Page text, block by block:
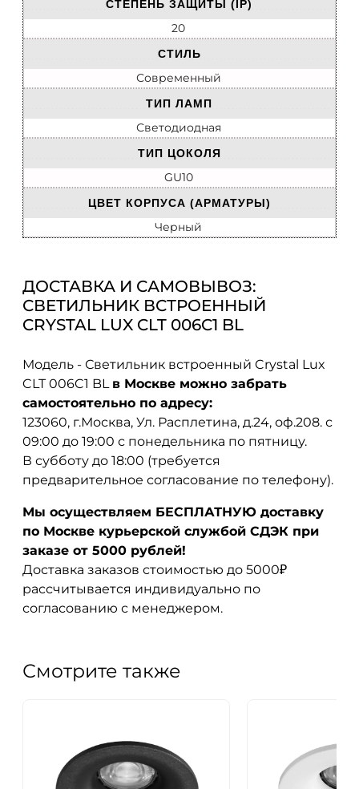
СТЕПЕНЬ ЗАЩИТЫ (IP)
20
СТИЛЬ
Современный
ТИП ЛАМП
Светодиодная
ТИП ЦОКОЛЯ
GU10
ЦВЕТ КОРПУСА (АРМАТУРЫ)
Черный
ДОСТАВКА И САМОВЫВОЗ:
СВЕТИЛЬНИК ВСТРОЕННЫЙ
CRYSTAL LUX CLT 006C1 BL
Модель - Светильник встроенный Crystal Lux
CLT 006C1 BL в Москве можно забрать
самостоятельно по адресу:
123060, г.Москва, Ул. Расплетина, д.24, оф.208. с
09:00 до 19:00 с понедельника по пятницу.
В субботу до 18:00 (требуется
предварительное согласование по телефону).
Мы осуществляем БЕСПЛАТНУЮ доставку
по Москве курьерской службой СДЭК при
заказе от 5000 рублей!
Доставка заказов стоимостью до 5000₽
рассчитывается индивидуально по
согласованию с менеджером.
Смотрите также